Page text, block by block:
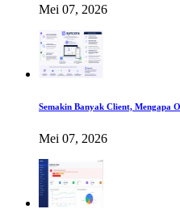
Mei 07, 2026
Semakin Banyak Client, Mengapa
Mei 07, 2026